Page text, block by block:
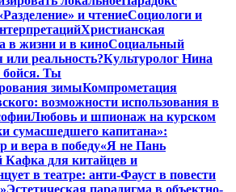
и чтениеСоциологи и
Христианская
в жизни и в киноСоциальный
или реальность?Культуролог Нина
Ты
зимыКомпрометация
возможности использования в
Любовь и шпионаж на курском
сумасшедшего капитана»:
и вера в победу«Я не Пань
Кафка для китайцев и
в театре: анти-Фауст в повести
Эстетическая парадигма в объектно-